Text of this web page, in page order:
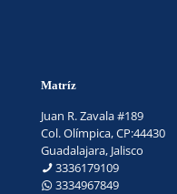
Matríz
Juan R. Zavala #189
Col. Olímpica, CP:44430
Guadalajara, Jalisco
3336179109
3334967849